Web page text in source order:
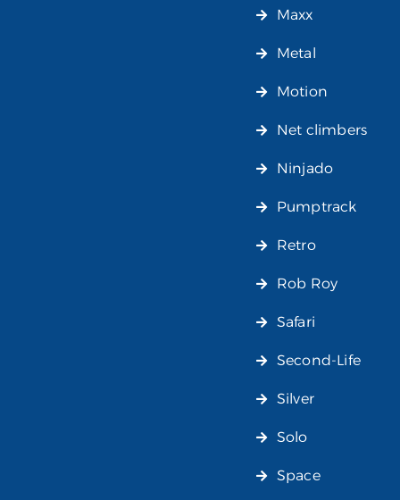
Maxx
Metal
Motion
Net climbers
Ninjado
Pumptrack
Retro
Rob Roy
Safari
Second-Life
Silver
Solo
Space